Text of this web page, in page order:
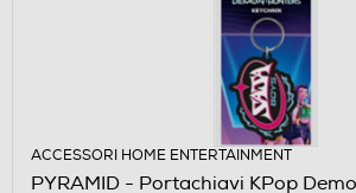
ACCESSORI HOME ENTERTAINMENT
PYRAMID - Portachiavi KPop